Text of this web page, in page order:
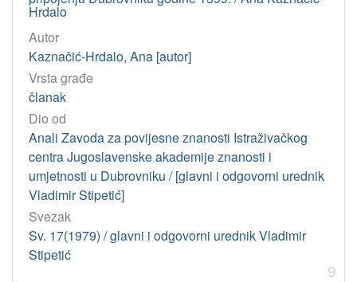
Hrdalo
Autor
Kaznačić-Hrdalo, Ana [autor]
Vrsta građe
članak
Dio od
Anali Zavoda za povijesne znanosti Istraživačkog
centra Jugoslavenske akademije znanosti i
umjetnosti u Dubrovniku / [glavni i odgovorni urednik
Vladimir Stipetić]
Svezak
Sv. 17(1979) / glavni i odgovorni urednik Vladimir
Stipetić
9